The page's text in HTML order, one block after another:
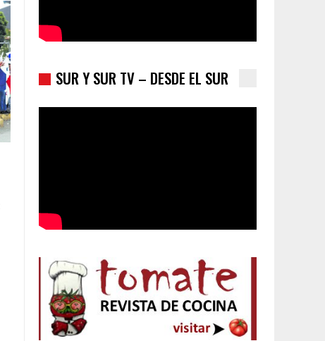
SUR Y SUR TV – DESDE EL SUR